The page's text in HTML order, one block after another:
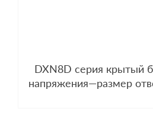
DXN8D серия крытый
напряжения—размер